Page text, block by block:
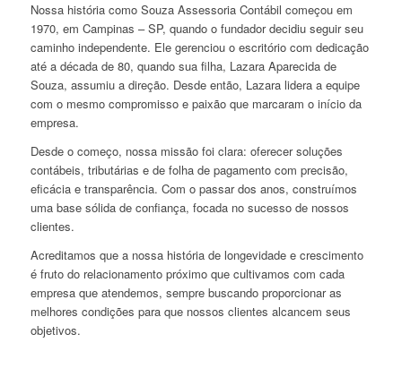
Nossa história como Souza Assessoria Contábil começou em
1970, em Campinas – SP, quando o fundador decidiu seguir seu
caminho independente. Ele gerenciou o escritório com dedicação
até a década de 80, quando sua filha, Lazara Aparecida de
Souza, assumiu a direção. Desde então, Lazara lidera a equipe
com o mesmo compromisso e paixão que marcaram o início da
empresa.
Desde o começo, nossa missão foi clara: oferecer soluções
contábeis, tributárias e de folha de pagamento com precisão,
eficácia e transparência. Com o passar dos anos, construímos
uma base sólida de confiança, focada no sucesso de nossos
clientes.
Acreditamos que a nossa história de longevidade e crescimento
é fruto do relacionamento próximo que cultivamos com cada
empresa que atendemos, sempre buscando proporcionar as
melhores condições para que nossos clientes alcancem seus
objetivos.